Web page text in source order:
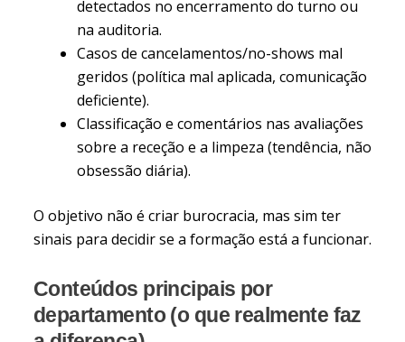
detectados no encerramento do turno ou
na auditoria.
Casos de cancelamentos/no-shows mal
geridos (política mal aplicada, comunicação
deficiente).
Classificação e comentários nas avaliações
sobre a receção e a limpeza (tendência, não
obsessão diária).
O objetivo não é criar burocracia, mas sim ter
sinais para decidir se a formação está a funcionar.
Conteúdos principais por
departamento (o que realmente faz